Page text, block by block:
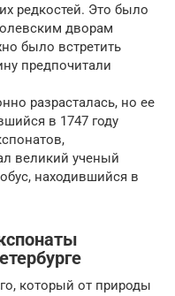
редкостей. Это было
дворам
было встретить
предпочитали
разрасталась, но ее
в 1747 году
великий ученый
находившийся в
который от природы